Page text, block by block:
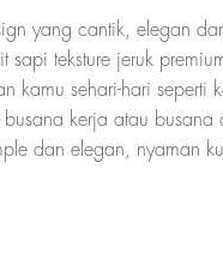
yang cantik, elegan
teksture jeruk
sehari-hari seperti
kerja atau busana
dan elegan, nyaman